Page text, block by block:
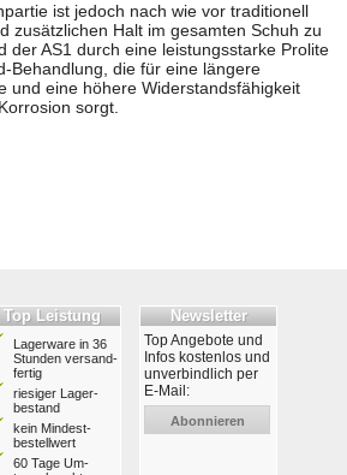
ist jedoch nach wie vor traditionell
zusätzlichen Halt im gesamten Schuh zu
der AS1 durch eine leistungsstarke Prolite
Behandlung, die für eine längere
und eine höhere Widerstandsfähigkeit
sorgt.
Top Leistung
Lagerware in 36
Stunden ver­sand­
fertig
riesiger Lager­
bestand
kein Mindest­
bestell­wert
60 Tage Um­
Newsletter
Top Angebote und
Infos kostenlos und
unverbindlich per
E-Mail:
Abonnieren